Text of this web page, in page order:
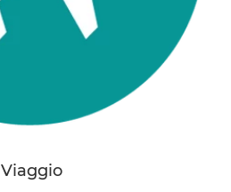
Viaggio